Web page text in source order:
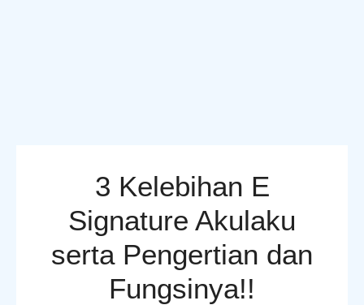
3 Kelebihan E
Signature Akulaku
serta Pengertian dan
Fungsinya!!